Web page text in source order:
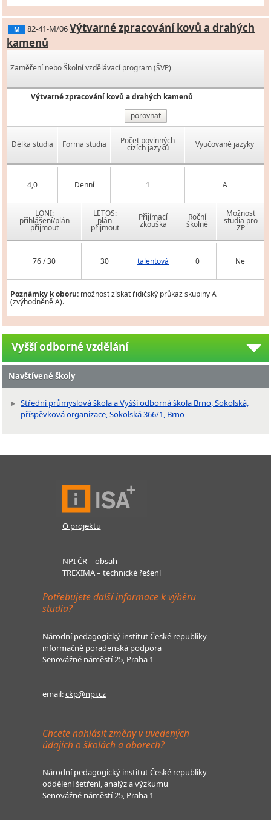
M 82-41-M/06Výtvarné zpracování kovů a drahých
kamenů
Zaměření nebo Školní vzdělávací program (ŠVP)
Výtvarné zpracování kovů a drahých kamenů
porovnat
Délka studia Forma studia Počet povinných
cizích jazyků Vyučované jazyky
4,0 Denní 1 A
LONI:
přihlášení/plán
přijmout
LETOS:
plán
přijmout
Přijímací
zkouška
Roční
školné
Možnost
studia pro
ZP
76 / 30 30 talentová 0 Ne
Poznámky k oboru: možnost získat řidičský průkaz skupiny A
(zvýhodněně A).
Vyšší odborné vzdělání
Navštívené školy
Střední průmyslová škola a Vyšší odborná škola Brno, Sokolská,
příspěvková organizace, Sokolská 366/1, Brno
O projektu
NPI ČR – obsah
TREXIMA – technické řešení
Potřebujete další informace k výběru
studia?
Národní pedagogický institut České republiky
informačně poradenská podpora
Senovážné náměstí 25, Praha 1
email:ckp@npi.cz
Chcete nahlásit změny v uvedených
údajích o školách a oborech?
Národní pedagogický institut České republiky
oddělení šetření, analýz a výzkumu
Senovážné náměstí 25, Praha 1